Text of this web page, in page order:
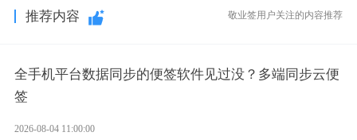
推荐内容 敬业签用户关注的内容推荐
全手机平台数据同步的便签软件见过没？多端同步云便
签
2026-08-04 11:00:00